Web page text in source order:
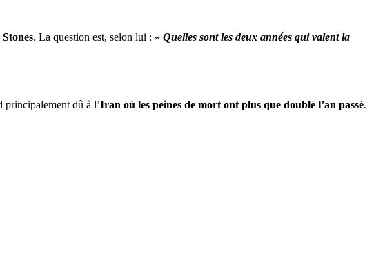
. La question est, selon lui : « Quelles sont les deux années qui valent la
principalement dû à l’Iran où les peines de mort ont plus que doublé l’an passé.